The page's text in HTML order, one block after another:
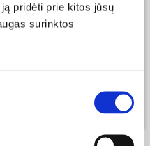
pridėti prie kitos jūsų
surinktos
el. pašte
apie naujausius